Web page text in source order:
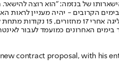
של בנזמה: "הוא רוצה
הקרובים - יהיה מעניין
למרות המספרים היפים של
בימים האחרונים כמועמד לעבור
contract proposal, with his